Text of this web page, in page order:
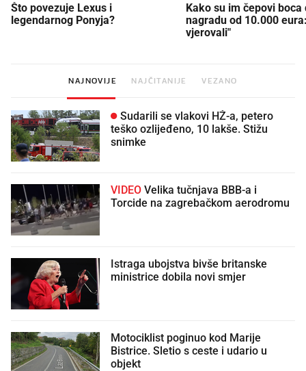
Što povezuje Lexus i
legendarnog Ponyja?
Kako su im čepovi boca
nagradu od 10.000
vjerovali"
NAJNOVIJE NAJČITANIJE VEZANO
Sudarili se vlakovi HŽ-a, petero
teško ozlijeđeno, 10 lakše. Stižu
snimke
VIDEO
Torcide na zagrebačkom aerodromu
Istraga ubojstva bivše britanske
ministrice dobila novi smjer
Motociklist poginuo kod Marije
Bistrice. Sletio s ceste i udario u
objekt